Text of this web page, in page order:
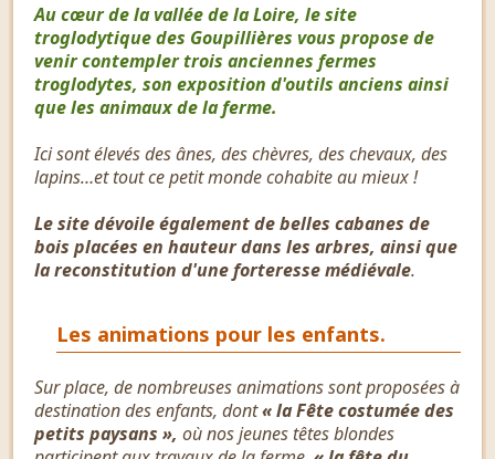
Au cœur de la vallée de la Loire, le site
troglodytique des Goupillières vous propose de
venir contempler trois anciennes fermes
troglodytes, son exposition d'outils anciens ainsi
que les animaux de la ferme.
Ici sont élevés des ânes, des chèvres, des chevaux, des
lapins…et tout ce petit monde cohabite au mieux !
Le site dévoile également de belles cabanes de
bois placées en hauteur dans les arbres, ainsi que
la reconstitution d'une forteresse médiévale.
Les animations pour les enfants.
Sur place, de nombreuses animations sont proposées à
destination des enfants, dont« la Fête costumée des
petits paysans », où nos jeunes têtes blondes